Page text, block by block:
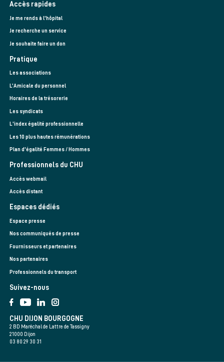
Accès rapides
Je me rends à l'hôpital
Je recherche un service
Je souhaite faire un don
Pratique
Les associations
L’Amicale du personnel
Horaires de la trésorerie
Les syndicats
L'index égalité professionnelle
Les 10 plus hautes rémunérations
Plan d'égalité Femmes / Hommes
Professionnels du CHU
Accès webmail
Accès distant
Espaces dédiés
Espace presse
Nos communiqués de presse
Fournisseurs et partenaires
Nos partenaires
Professionnels du transport
Suivez-nous
CHU DIJON BOURGOGNE
2 BD Maréchal de Lattre de Tassigny
21000 Dijon
03 80 29 30 31